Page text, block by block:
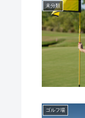
未分類
ゴルフ場